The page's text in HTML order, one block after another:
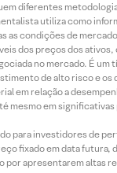
diferentes
utiliza como
as condições de
dos preços dos
no mercado. É
de alto risco e
em relação a
em
para investidores de
fixado em data
apresentarem altas